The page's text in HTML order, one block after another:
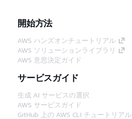
開始方法
AWS ハンズオンチュートリアル
AWS ソリューションライブラリ
AWS 意思決定ガイド
サービスガイド
生成 AI サービスの選択
AWS サービスガイド
GitHub 上の AWS CLI チュートリアル